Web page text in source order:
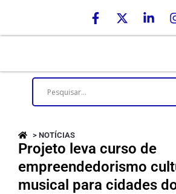
> NOTÍCIAS
Projeto leva curso de
empreendedorismo
musical para cidades